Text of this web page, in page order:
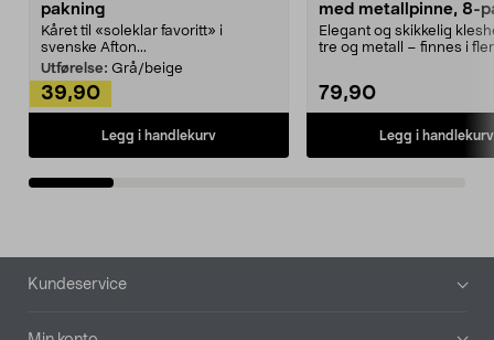
pakning
Kåret til «soleklar favoritt» i
svenske Afton...
Utførelse: Grå/beige
39,90
Legg i handlekurv
med metallpinne, 8-
Elegant og skikkelig
tre og metall – finnes i
79,90
Legg i handlekurv
Bunntekst
Kundeservice